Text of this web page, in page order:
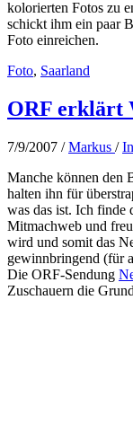
kolorierten Fotos zu
schickt ihm ein paar
Foto einreichen.
Foto, Saarland
ORF erklärt
7/9/2007 /Markus /
Manche können den
halten ihn für
was das ist. Ich finde
Mitmachweb und
wird und somit das
gewinnbringend (für
Die ORF-Sendung
Zuschauern die